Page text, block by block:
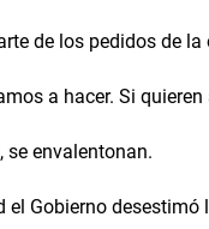
de los pedidos de
a hacer. Si
se envalentonan.
el Gobierno